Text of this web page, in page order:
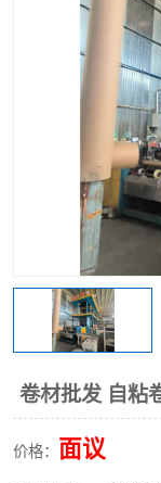
卷材批发 自粘
价格： 面议